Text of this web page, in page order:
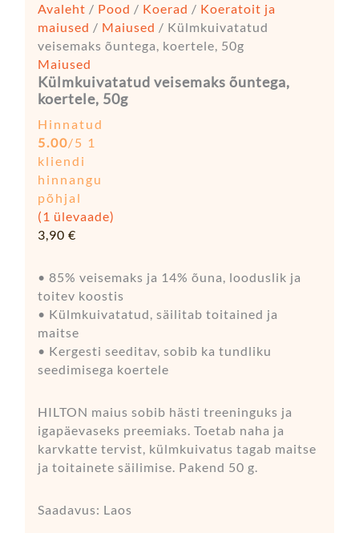
Avaleht / Pood / Koerad / Koeratoit ja
maiused / Maiused / Külmkuivatatud
veisemaks õuntega, koertele, 50g
Maiused
Külmkuivatatud veisemaks õuntega,
koertele, 50g
Hinnatud
5.00/5 1
kliendi
hinnangu
põhjal
(1 ülevaade)
3,90 €
• 85% veisemaks ja 14% õuna, looduslik ja
toitev koostis
• Külmkuivatatud, säilitab toitained ja
maitse
• Kergesti seeditav, sobib ka tundliku
seedimisega koertele
HILTON maius sobib hästi treeninguks ja
igapäevaseks preemiaks. Toetab naha ja
karvkatte tervist, külmkuivatus tagab maitse
ja toitainete säilimise. Pakend 50 g.
Saadavus: Laos